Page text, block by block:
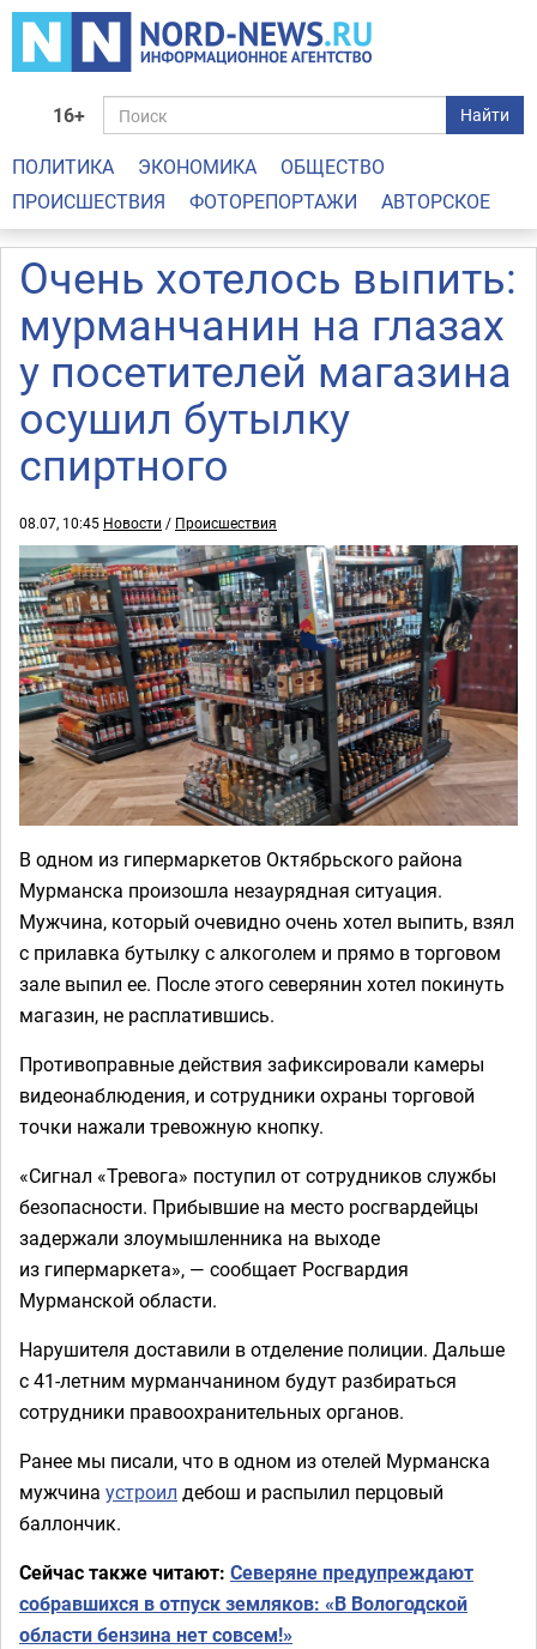
16+ Найти
ПОЛИТИКА ЭКОНОМИКА
ОБЩЕСТВО
ПРОИСШЕСТВИЯ
ФОТОРЕПОРТАЖИ АВТОРСКОЕ
Очень хотелось выпить:
мурманчанин на глазах
у посетителей магазина
осушил бутылку
спиртного
08.07, 10:45 Новости / Происшествия
В одном из гипермаркетов Октябрьского района
Мурманска произошла незаурядная ситуация.
Мужчина, который очевидно очень хотел выпить, взял
с прилавка бутылку с алкоголем и прямо в торговом
зале выпил ее. После этого северянин хотел покинуть
магазин, не расплатившись.
Противоправные действия зафиксировали камеры
видеонаблюдения, и сотрудники охраны торговой
точки нажали тревожную кнопку.
«Сигнал «Тревога» поступил от сотрудников службы
безопасности. Прибывшие на место росгвардейцы
задержали злоумышленника на выходе
из гипермаркета», — сообщает Росгвардия
Мурманской области.
Нарушителя доставили в отделение полиции. Дальше
с 41-летним мурманчанином будут разбираться
сотрудники правоохранительных органов.
Ранее мы писали, что в одном из отелей Мурманска
мужчина устроил дебош и распылил перцовый
баллончик.
Сейчас также читают: Северяне предупреждают
собравшихся в отпуск земляков: «В Вологодской
области бензина нет совсем!»